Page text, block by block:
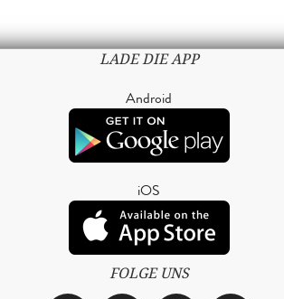
LADE DIE APP
Android
iOS
FOLGE UNS